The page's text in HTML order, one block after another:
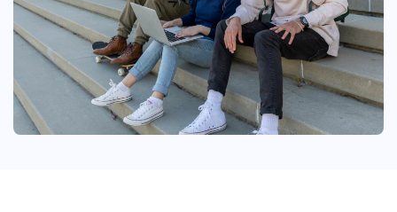
PDFelement Pro DC
PDF online Nuevo
Convertir PDF a Word
Personales
Convertir PDF
Editar PDF
Comprimir PDF
Detectar contenido de IA
Reescribir PDF con IA
Explicar PDF con IA
Chat IA con documentos
Edición de PDF
Organización de PDF
Segurirdad de PDF
Conversión de PDF